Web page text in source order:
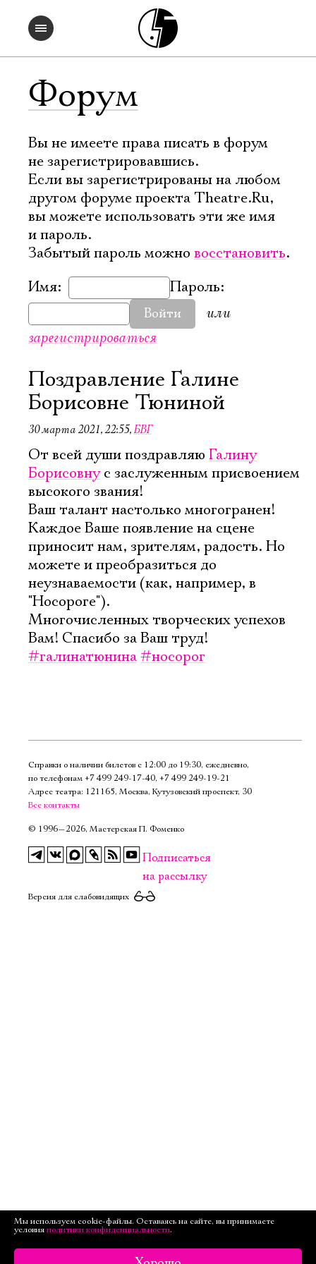
Форум
Вы не имеете права писать в форум
не зарегистрировавшись.
Если вы зарегистрированы на любом
другом форуме проекта Theatre.Ru,
вы можете использовать эти же имя
и пароль.
Забытый пароль можно восстановить.
Имя:
Пароль:
Войти
или
зарегистрироваться
Поздравление Галине
Борисовне Тюниной
30 марта 2021, 22:55,БВГ
От всей души поздравляю Галину
Борисовнус заслуженным присвоением
высокого звания!
Ваш талант настолько многогранен!
Каждое Ваше появление на сцене
приносит нам, зрителям, радость. Но
можете и преобразиться до
неузнаваемости (как, например, в
"Носороге").
Многочисленных творческих успехов
Вам! Спасибо за Ваш труд!
#галинатюнина#носорог
Справки о наличии билетов с 12:00 до 19:30, ежедневно,
по телефонам +7 499 249‑17‑40, +7 499 249‑19‑21
Адрес театра: 121165, Москва, Кутузовский проспект, 30
Все контакты
© 1996—2026, Мастерская П. Фоменко
Подписаться
на рассылку
Версия для слабовидящих
Электропочта
Имя
Мы используем cookie-файлы. Оставаясь на сайте, вы принимаете
условия политики конфиденциальности.